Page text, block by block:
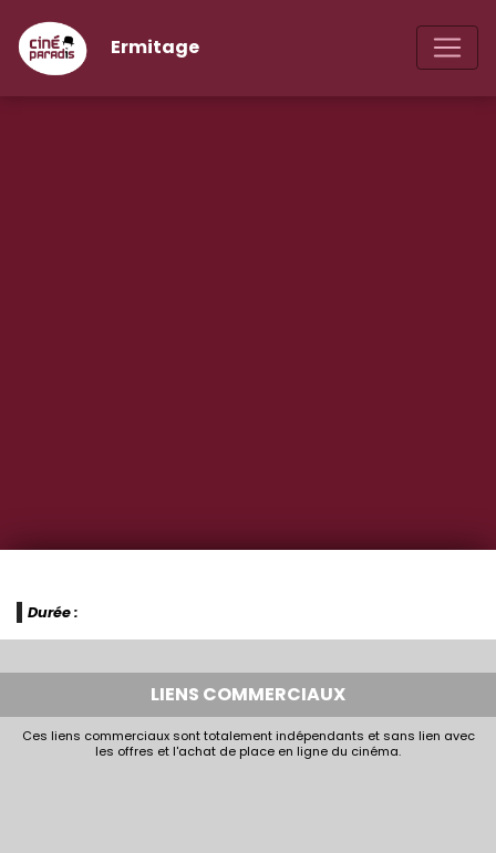
Ermitage
Durée :
LIENS COMMERCIAUX
Ces liens commerciaux sont totalement indépendants et sans lien avec
les offres et l'achat de place en ligne du cinéma.